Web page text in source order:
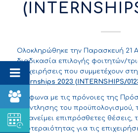
Ολοκληρώθηκε την Παρασκευή 21
διαδικασία επιλογής φοιτητών/
επιχειρήσεις που συμμετέχουν
Internships 2023 (Ι NTERNSHIPS/
Σύμφωνα με τις πρόνοιες της
εξάντλησης του προϋπολογισμού,
κατανείμει επιπρόσθετες θέσεις,
προτεραιότητας για τις